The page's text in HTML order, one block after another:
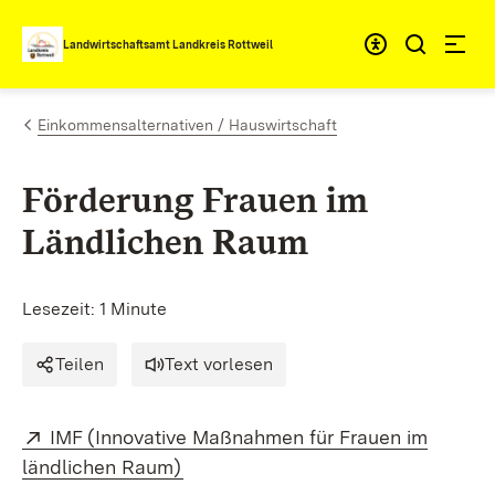
Zum Inhalt springen
Landwirtschaftsamt Landkreis Rottweil
Einkommensalternativen / Hauswirtschaft
Förderung Frauen im
Ländlichen Raum
Lesezeit: 1 Minute
Teilen Text vorlesen
Extern:
IMF (Innovative Maßnahmen für Frauen im
ländlichen Raum)